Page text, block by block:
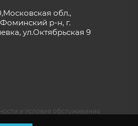
обл.,
р-н, г.
ул.Октябрьская 9
и Условия обслуживания